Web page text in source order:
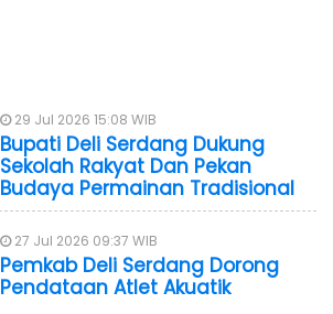
29 Jul 2026 15:08 WIB
Bupati Deli Serdang Dukung
Sekolah Rakyat Dan Pekan
Budaya Permainan Tradisional
27 Jul 2026 09:37 WIB
Pemkab Deli Serdang Dorong
Pendataan Atlet Akuatik